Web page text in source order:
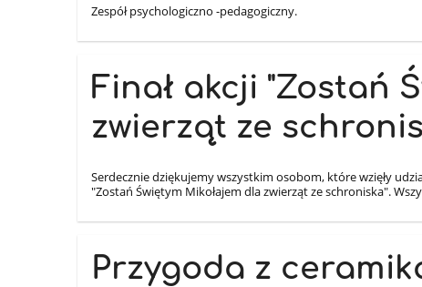
Zespół psychologiczno -pedagogiczny.
Finał akcji "Zostań
zwierząt ze
Serdecznie dziękujemy wszystkim osobom, które wzięły
"Zostań Świętym Mikołajem dla zwierząt ze schroniska".
Przygoda z